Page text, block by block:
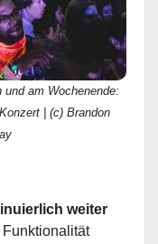
am Wochenende:
| (c) Brandon
weiter